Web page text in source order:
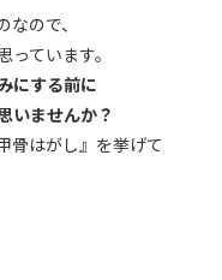
ので、
ています。
にする前に
いませんか？
骨はがし』を挙げて